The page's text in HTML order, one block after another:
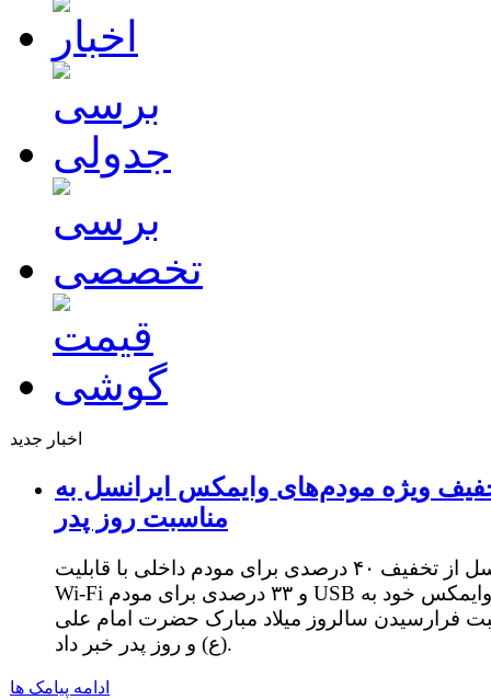
اخبار جدید
ویژه مودم‌های وایمکس ایرانسل به
مناسبت روز پدر
ایرانسل از تخفیف ۴۰ درصدی برای مودم داخلی با قابلیت
Wi-Fi و ۳۳ درصدی برای مودم USB وایمکس خود به
فرارسیدن سالروز میلاد مبارک حضرت امام علی
(ع) و روز پدر خبر داد.
ادامه پیامک ها